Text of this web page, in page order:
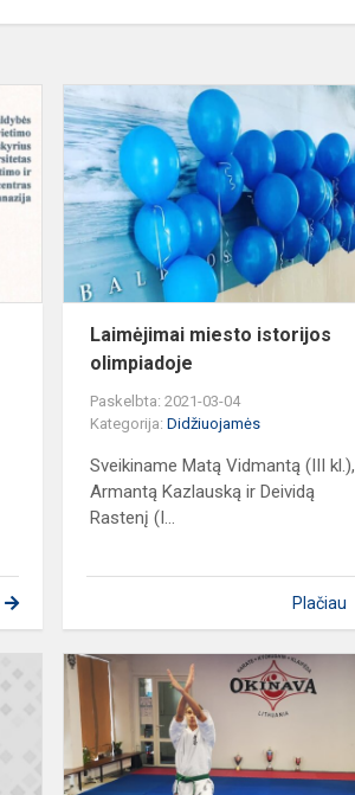
Laimėjimas
Antikos
konkurse
Laimėjimai miesto istorijos
olimpiadoje
Paskelbta: 2021-03-04
Kategorija:Didžiuojamės
Sveikiname Matą Vidmantą (III kl.),
Armantą Kazlauską ir Deividą
Rastenį (I...
Plačiau
Sėkmė
,,Dainuok
lietuviškai,
dainuok
apie